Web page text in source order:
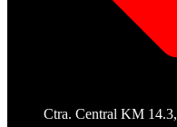
Ctra. Central KM 14.3,